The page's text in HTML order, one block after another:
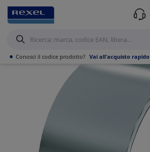
• Conosci il codice prodotto? Vai all'acquisto rapido
Prodotti /Canalizzazioni